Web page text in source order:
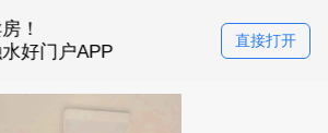
买房卖房！
就上融水好门户APP
直接打开